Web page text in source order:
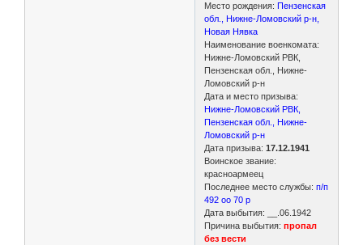
Место рождения: Пензенская
обл., Нижне-Ломовский р-н,
Новая Нявка
Наименование военкомата:
Нижне-Ломовский РВК,
Пензенская обл., Нижне-
Ломовский р-н
Дата и место призыва:
Нижне-Ломовский РВК,
Пензенская обл., Нижне-
Ломовский р-н
Дата призыва:17.12.1941
Воинское звание:
красноармеец
Последнее место службы:п/п
492 оо 70 р
Дата выбытия: __.06.1942
Причина выбытия: пропал
без вести